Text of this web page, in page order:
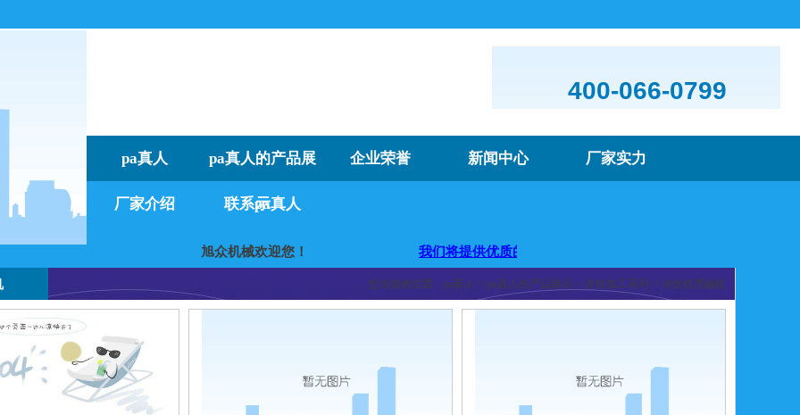
400-066-0799
pa真人 pa真人的产品展
示
企业荣誉 新闻中心 厂家实力
厂家介绍 联系pa真人
旭众机械欢迎您！ 我们将提供优质的产品及服务，欢迎咨询购买
您当前的位置： pa真人 >>pa真人的产品展示>>冷饮加工系列 >>冷饮机雪融机